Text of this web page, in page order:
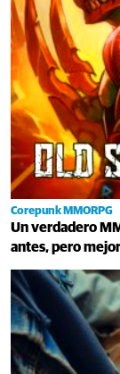
Corepunk MMORPG
Un verdadero
antes, pero